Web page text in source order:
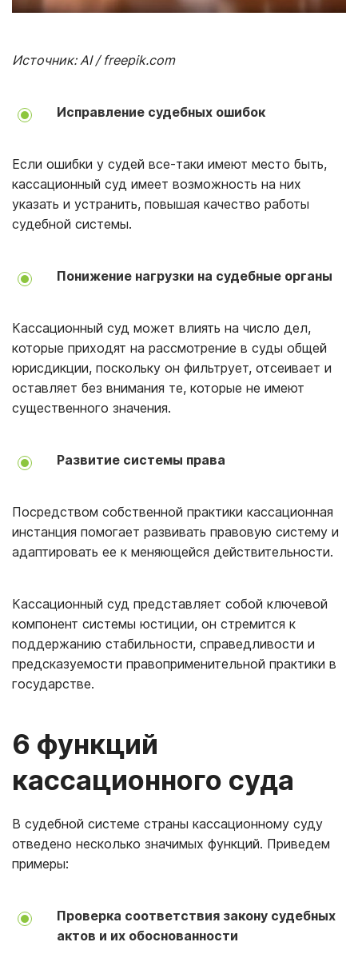
Источник: AI / freepik.com
Исправление судебных ошибок
Если ошибки у судей все-таки имеют место быть,
кассационный суд имеет возможность на них
указать и устранить, повышая качество работы
судебной системы.
Понижение нагрузки на судебные органы
Кассационный суд может влиять на число дел,
которые приходят на рассмотрение в суды общей
юрисдикции, поскольку он фильтрует, отсеивает и
оставляет без внимания те, которые не имеют
существенного значения.
Развитие системы права
Посредством собственной практики кассационная
инстанция помогает развивать правовую систему и
адаптировать ее к меняющейся действительности.
Кассационный суд представляет собой ключевой
компонент системы юстиции, он стремится к
поддержанию стабильности, справедливости и
предсказуемости правоприменительной практики в
государстве.
6 функций
кассационного суда
В судебной системе страны кассационному суду
отведено несколько значимых функций. Приведем
примеры:
Проверка соответствия закону судебных
актов и их обоснованности